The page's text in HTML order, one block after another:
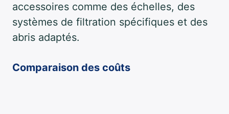
accessoires comme des échelles, des
systèmes de filtration spécifiques et des
abris adaptés.
Comparaison des coûts